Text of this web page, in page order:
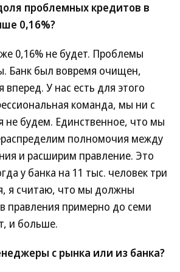
проблемных кредитов в
0,16%?
0,16% не будет. Проблемы
Банк был вовремя очищен,
У нас есть для этого
команда, мы ни с
не будем. Единственное, что мы
полномочия между
и расширим правление. Это
у банка на 11 тыс. человек три
я считаю, что мы должны
правления примерно до семи
и больше.
с рынка или из банка?